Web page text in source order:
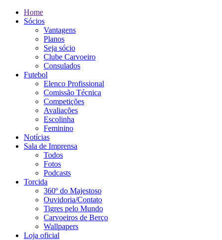
Home
Sócios
Vantagens
Planos
Seja sócio
Clube Carvoeiro
Consulados
Futebol
Elenco Profissional
Comissão Técnica
Competições
Avaliações
Escolinha
Feminino
Notícias
Sala de Imprensa
Todos
Fotos
Podcasts
Torcida
360º do Majestoso
Ouvidoria/Contato
Tigres pelo Mundo
Carvoeiros de Berço
Wallpapers
Loja oficial